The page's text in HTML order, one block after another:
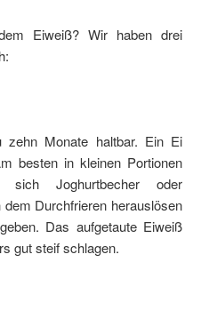
Eiweiß? Wir haben drei
Monate haltbar. Ein Ei
besten in kleinen Portionen
sich Joghurtbecher oder
Durchfrieren herauslösen
Das aufgetaute Eiweiß
gut steif schlagen.